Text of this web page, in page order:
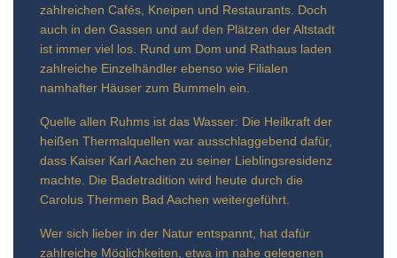
zahlreichen Cafés, Kneipen und Restaurants. Doch
auch in den Gassen und auf den Plätzen der Altstadt
ist immer viel los. Rund um Dom und Rathaus laden
zahlreiche Einzelhändler ebenso wie Filialen
namhafter Häuser zum Bummeln ein.
Quelle allen Ruhms ist das Wasser: Die Heilkraft der
heißen Thermalquellen war ausschlaggebend dafür,
dass Kaiser Karl Aachen zu seiner Lieblingsresidenz
machte. Die Badetradition wird heute durch die
Carolus Thermen Bad Aachen weitergeführt.
Wer sich lieber in der Natur entspannt, hat dafür
zahlreiche Möglichkeiten, etwa im nahe gelegenen